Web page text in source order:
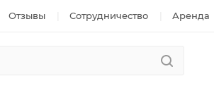
Отзывы Сотрудничество Аренда